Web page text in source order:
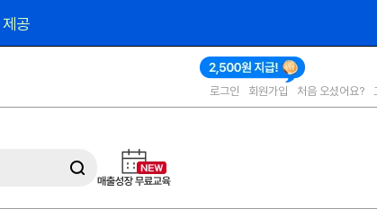
제공
로그인 회원가입 처음 오셨어요?